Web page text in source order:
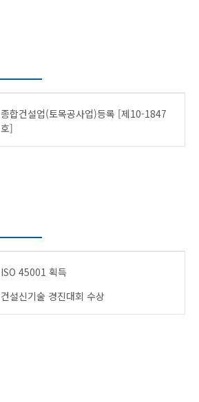
종합건설업(토목공사업)등록 [제10-1847
호]
ISO 45001 획득
건설신기술 경진대회 수상